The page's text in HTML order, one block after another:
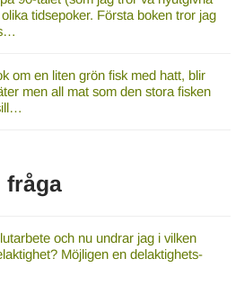
tidsepoker. Första boken tror jag
om en liten grön fisk med hatt, blir
men all mat som den stora fisken
fråga
och nu undrar jag i vilken
Möjligen en delaktighets-